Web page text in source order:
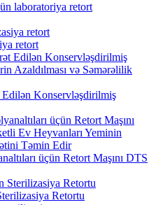
laboratoriya retort
retort
Edilən Konservləşdirilmiş
üçün Retort Maşını DTS
Retortu